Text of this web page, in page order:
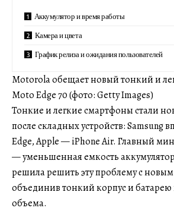
Аккумулятор и время работы
Камера и цвета
График релиза и ожидания пользователей
Motorola обещает новый тонкий и
Moto Edge 70 (фото: Getty Images)
Тонкие и легкие смартфоны стали
после складных устройств: Samsung
Edge, Apple — iPhone Air. Главный
— уменьшенная емкость
решила решить эту проблему с
объединив тонкий корпус и
объема.